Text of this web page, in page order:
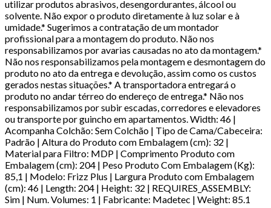
utilizar produtos abrasivos, desengordurantes, álcool ou
solvente. Não expor o produto diretamente à luz solar e à
umidade.* Sugerimos a contratação de um montador
profissional para a montagem do produto. Não nos
responsabilizamos por avarias causadas no ato da montagem.*
Não nos responsabilizamos pela montagem e desmontagem do
produto no ato da entrega e devolução, assim como os custos
gerados nestas situações.* A transportadora entregará o
produto no andar térreo do endereço de entrega.* Não nos
responsabilizamos por subir escadas, corredores e elevadores
ou transporte por guincho em apartamentos. Width: 46 |
Acompanha Colchão: Sem Colchão | Tipo de Cama/Cabeceira:
Padrão | Altura do Produto com Embalagem (cm): 32 |
Material para Filtro: MDP | Comprimento Produto com
Embalagem (cm): 204 | Peso Produto Com Embalagem (Kg):
85,1 | Modelo: Frizz Plus | Largura Produto com Embalagem
(cm): 46 | Length: 204 | Height: 32 | REQUIRES_ASSEMBLY:
Sim | Num. Volumes: 1 | Fabricante: Madetec | Weight: 85.1